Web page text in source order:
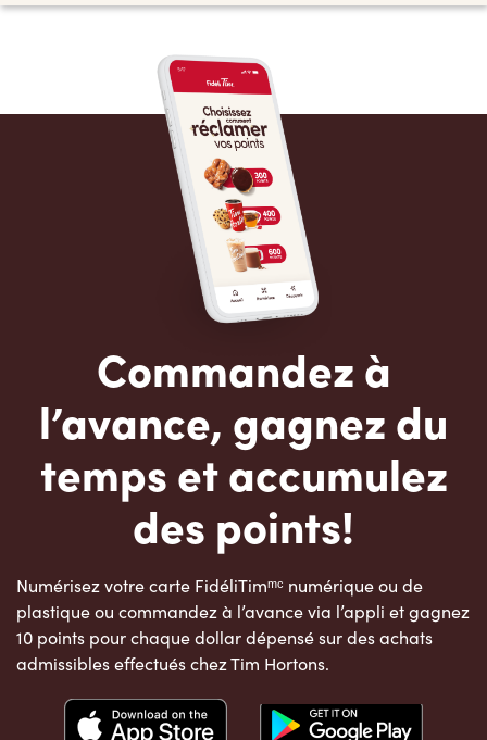
Commandez à
l’avance, gagnez du
temps et accumulez
des points!
Numérisez votre carte FidéliTimᵐᶜ numérique ou de
plastique ou commandez à l’avance via l’appli et gagnez
10 points pour chaque dollar dépensé sur des achats
admissibles effectués chez Tim Hortons.